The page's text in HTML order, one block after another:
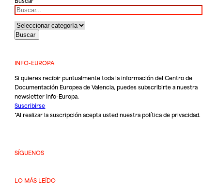
INFO-EUROPA
Si quieres recibir puntualmente toda la información del Centro de
Documentación Europea de Valencia, puedes subscribirte a nuestra
newsletter Info-Europa.
Suscribirse
*Al realizar la suscripción acepta usted nuestrapolítica de privacidad.
SÍGUENOS
LO MÁS LEÍDO